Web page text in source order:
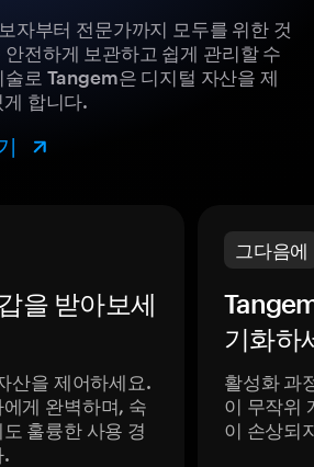
자부터 전문가까지 모두를 위한 것
전하게 보관하고 쉽게 관리할 수
로 Tangem은 디지털 자산을 제
합니다.
을 받아보세
산을 제어하세요.
게 완벽하며, 숙
훌륭한 사용 경
.
그다음에
기화하
활성화 과
이 무작위
이 손상되